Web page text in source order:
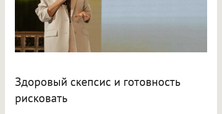
Здоровый скепсис и готовность
рисковать